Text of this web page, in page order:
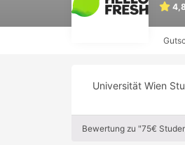
Universität Wien
Bewertung zu "75€